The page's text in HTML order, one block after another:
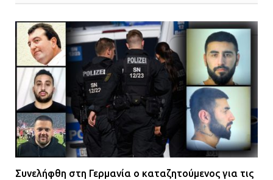
Συνελήφθη στη Γερμανία ο καταζητούμενος για τις